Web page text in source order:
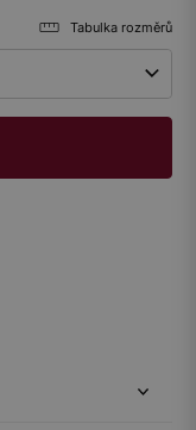
Tabulka rozměrů